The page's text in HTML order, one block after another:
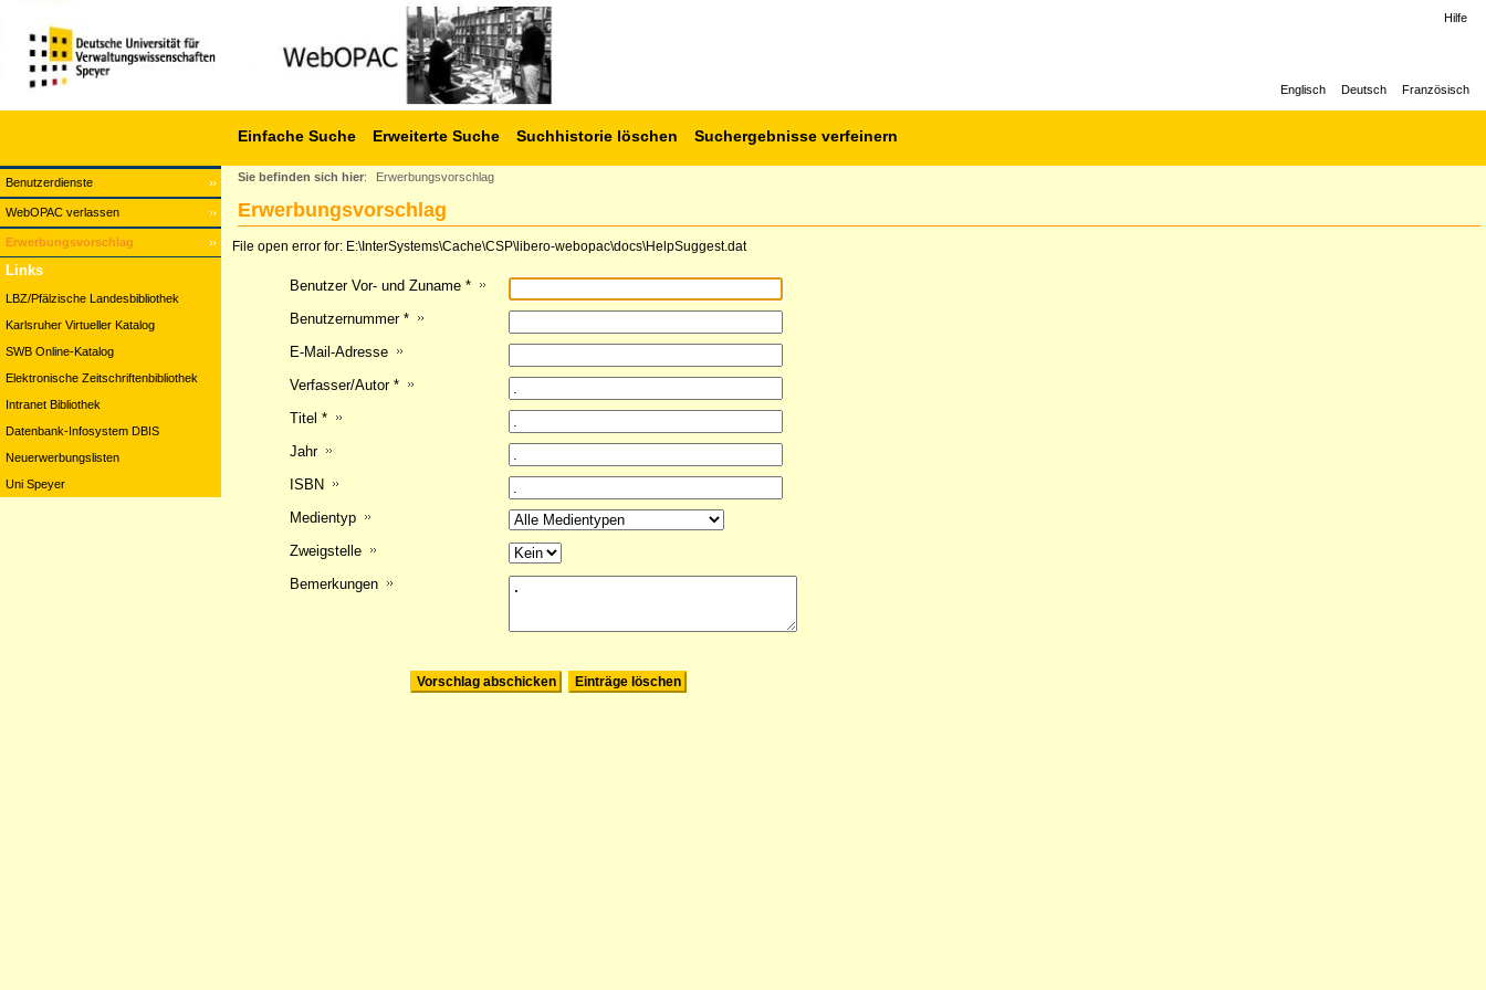
Benutzerdienste
WebOPAC verlassen
Erwerbungsvorschlag
Einfache Suche Erweiterte Suche Suchhistorie löschen Suchergebnisse verfeinern
Hilfe
Englisch Deutsch Französisch
Links
LBZ/Pfälzische Landesbibliothek
Karlsruher Virtueller Katalog
SWB Online-Katalog
Elektronische Zeitschriftenbibliothek
Intranet Bibliothek
Datenbank-Infosystem DBIS
Neuerwerbungslisten
Uni Speyer
Sie befinden sich hier: Erwerbungsvorschlag
Erwerbungsvorschlag
File open error for: E:\InterSystems\Cache\CSP\libero-webopac\docs\HelpSuggest.dat
Benutzer Vor- und Zuname *
Benutzernummer *
E-Mail-Adresse
Verfasser/Autor *
Titel *
Jahr
ISBN
Medientyp
Zweigstelle
Bemerkungen